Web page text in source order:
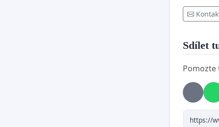
jednalo
Sdílet
Pomozte